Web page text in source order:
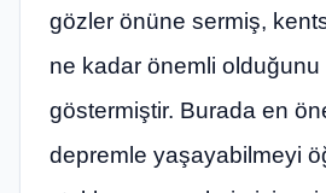
gözler önüne sermiş,
ne kadar önemli olduğunu
göstermiştir. Burada en
depremle yaşayabilmeyi